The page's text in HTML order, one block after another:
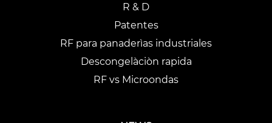
R & D
Patentes
RF para panaderìas industriales
Descongelàciòn rapida
RF vs Microondas